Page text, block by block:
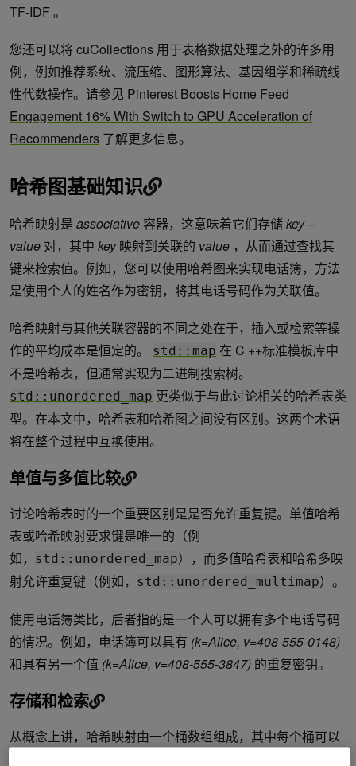
TF-IDF。
您还可以将 cuCollections 用于表格数据处理之外的许多用
例，例如推荐系统、流压缩、图形算法、基因组学和稀疏线
性代数操作。请参见 Pinterest Boosts Home Feed
Engagement 16% With Switch to GPU Acceleration of
Recommenders 了解更多信息。
哈希图基础知识
哈希映射是 associative 容器，这意味着它们存储key–
value 对，其中 key映射到关联的 value ，从而通过查找其
键来检索值。例如，您可以使用哈希图来实现电话簿，方法
是使用个人的姓名作为密钥，将其电话号码作为关联值。
哈希映射与其他关联容器的不同之处在于，插入或检索等操
作的平均成本是恒定的。
std::map 在 C ++标准模板库中
不是哈希表，但通常实现为二进制搜索树。
std::unordered_map 更类似于与此讨论相关的哈希表类
型。在本文中，哈希表和哈希图之间没有区别。这两个术语
将在整个过程中互换使用。
单值与多值比较
讨论哈希表时的一个重要区别是是否允许重复键。单值哈希
表或哈希映射要求键是唯一的（例
如， std::unordered_map），而多值哈希表和哈希多映
射允许重复键（例如， std::unordered_multimap）。
使用电话簿类比，后者指的是一个人可以拥有多个电话号码
的情况。例如，电话簿可以具有 (k=Alice, v=408-555-0148)
和具有另一个值 (k=Alice, v=408-555-3847) 的重复密钥。
存储和检索
从概念上讲，哈希映射由一个桶数组组成，其中每个桶可以